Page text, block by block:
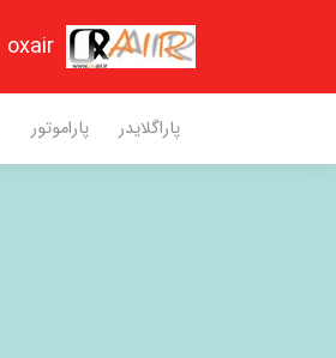
oxair
پاراگلایدر پاراموتور